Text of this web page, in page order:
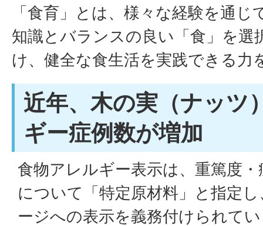
「食育」とは、様々な経験を通じ
知識とバランスの良い「食」を選
け、健全な食生活を実践できる力
近年、木の実（ナッツ
ギー症例数が増加
食物アレルギー表示は、重篤度
について「特定原材料」と指定
ージへの表示を義務付けられて